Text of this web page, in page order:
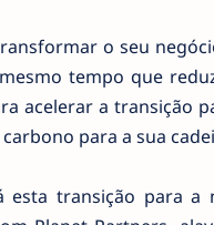
o seu
tempo que
acelerar a transição
para a sua
esta transição para